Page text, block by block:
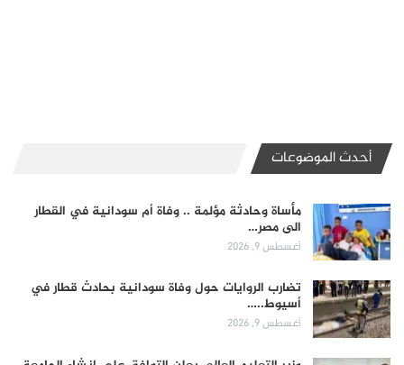
أحدث الموضوعات
مأساة وحادثة مؤلمة .. وفاة أم سودانية في القطار
الى مصر…
أغسطس 9, 2026
تضارب الروايات حول وفاة سودانية بحادث قطار في
أسيوط..…
أغسطس 9, 2026